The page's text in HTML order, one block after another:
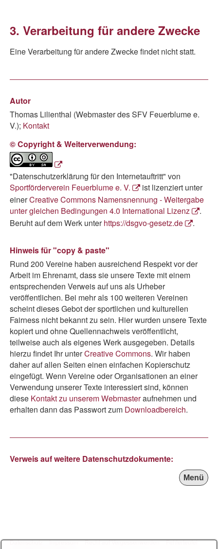
3. Verarbeitung für andere Zwecke
Eine Verarbeitung für andere Zwecke findet nicht statt.
Autor
Thomas Lilienthal (Webmaster des SFV Feuerblume e.
V.); Kontakt
© Copyright & Weiterverwendung:
"Datenschutzerklärung für den Internetauftritt" von
Sportförderverein Feuerblume e. V.
ist lizenziert unter
einerCreative Commons Namensnennung - Weitergabe
unter gleichen Bedingungen 4.0 International Lizenz
.
Beruht auf dem Werk unterhttps://dsgvo-gesetz.de .
Hinweis für "copy & paste"
Rund 200 Vereine haben ausreichend Respekt vor der
Arbeit im Ehrenamt, dass sie unsere Texte mit einem
entsprechenden Verweis auf uns als Urheber
veröffentlichen. Bei mehr als 100 weiteren Vereinen
scheint dieses Gebot der sportlichen und kulturellen
Fairness nicht bekannt zu sein. Hier wurden unsere Texte
kopiert und ohne Quellennachweis veröffentlicht,
teilweise auch als eigenes Werk ausgegeben. Details
hierzu findet Ihr unterCreative Commons. Wir haben
daher auf allen Seiten einen einfachen Kopierschutz
eingefügt. Wenn Vereine oder Organisationen an einer
Verwendung unserer Texte interessiert sind, können
diese Kontakt zu unserem Webmasteraufnehmen und
erhalten dann das Passwort zum Downloadbereich.
Verweis auf weitere Datenschutzdokumente:
Menü
Datenschutz Impressum Recht auf Vergessenwerden
Fehlerteufel